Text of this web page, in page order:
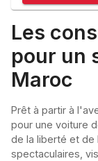
Les
pour un
Maroc
Prêt à partir à
pour une voiture
de la liberté et de
spectaculaires,